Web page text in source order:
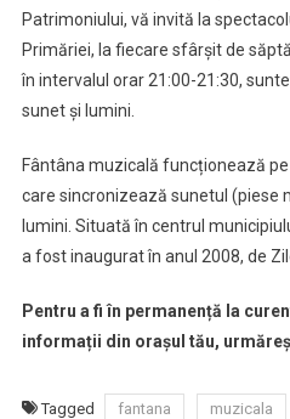
Patrimoniului, vă invită la
Primăriei, la fiecare sfârșit de
în intervalul orar 21:00-21:30,
sunet și lumini.
Fântâna muzicală funcționează
care sincronizează sunetul (piese
lumini. Situată în centrul
a fost inaugurat în anul 2008, de
Pentru a fi în permanență la
informații din orașul tău,
Tagged fantana muzicala